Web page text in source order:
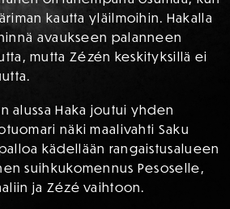
kautta yläilmoihin. Hakalla
avaukseen palanneen
mutta Zézén keskityksillä ei
alussa Haka joutui yhden
näki maalivahti Saku
kädellään rangaistusalueen
suihkukomennus Pesoselle,
ja Zézé vaihtoon.